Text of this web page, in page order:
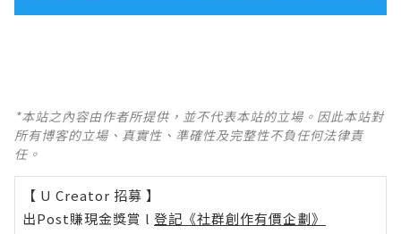
*本站之內容由作者所提供，並不代表本站的立場。因此本站對
所有博客的立場、真實性、準確性及完整性不負任何法律責
任。
【 U Creator 招募 】
出Post賺現金獎賞 l 登記《社群創作有價企劃》